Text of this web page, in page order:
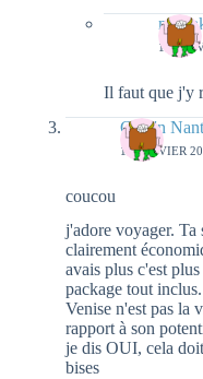
17
Il faut que j'y
Girls'n
15 JANVIER
coucou
j'adore voyager. Ta
clairement
avais plus c'est
package tout inclus.
Venise n'est pas la
rapport à son
je dis OUI, cela
bises